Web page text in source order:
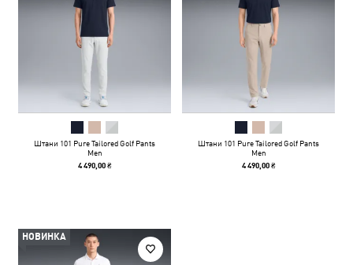
Штани 101 Pure Tailored Golf Pants
Men
4 490,00 ₴
Штани 101 Pure Tailored Golf Pants
Men
4 490,00 ₴
НОВИНКА